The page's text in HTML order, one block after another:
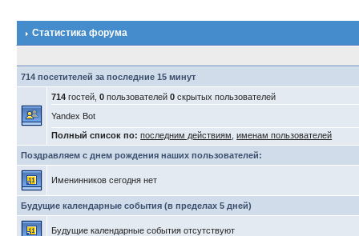
Статистика форума
714 посетителей за последние 15 минут
714 гостей,0 пользователей0 скрытых пользователей
Yandex Bot
Полный список по: последним действиям ,именам пользователей
Поздравляем с днем рождения наших пользователей:
Именинников сегодня нет
Будущие календарные события (в пределах 5 дней)
Будущие календарные события отсутствуют